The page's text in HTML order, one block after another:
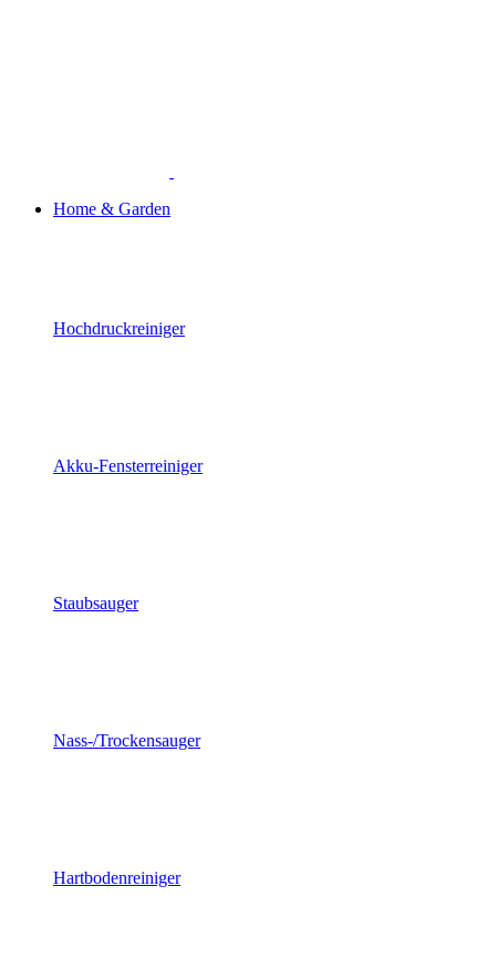
Home & Garden
Hochdruckreiniger
Akku-Fensterreiniger
Staubsauger
Nass-/Trockensauger
Hartbodenreiniger